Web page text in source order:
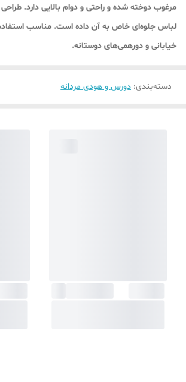
مرغوب دوخته شده و راحتی و دوام بالایی دارد.
لباس جلوه‌ای خاص به آن داده است. مناسب استفاده
خیابانی و دورهمی‌های دوستانه.
دسته‌بندی: دورس و هودی مردانه